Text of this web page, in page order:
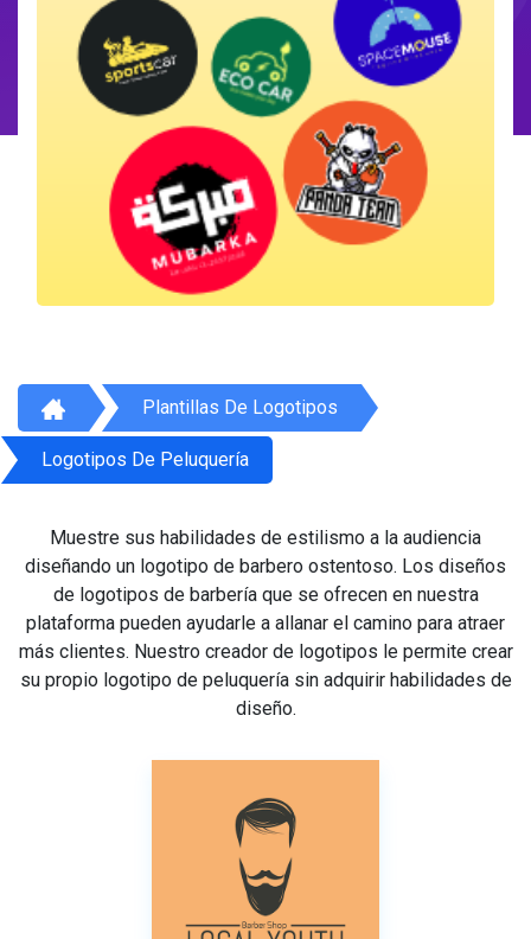
Plantillas De Logotipos
Logotipos De Peluquería
Muestre sus habilidades de estilismo a la audiencia
diseñando un logotipo de barbero ostentoso. Los diseños
de logotipos de barbería que se ofrecen en nuestra
plataforma pueden ayudarle a allanar el camino para atraer
más clientes. Nuestro creador de logotipos le permite crear
su propio logotipo de peluquería sin adquirir habilidades de
diseño.